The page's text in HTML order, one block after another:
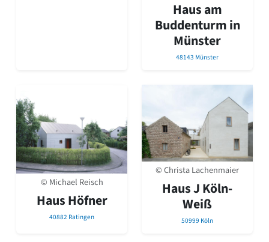
Haus am
Buddenturm in
Münster
48143 Münster
© Michael Reisch
Haus Höfner
40882 Ratingen
© Christa Lachenmaier
Haus J Köln-
Weiß
50999 Köln